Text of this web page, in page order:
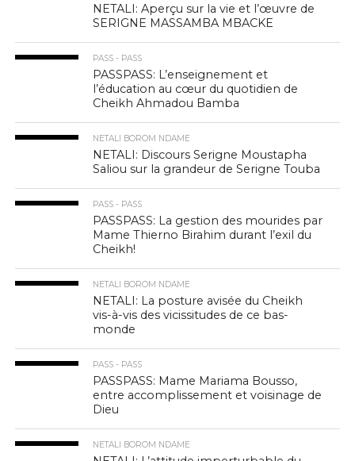
NETALI: Aperçu sur la vie et l’œuvre de
SERIGNE MASSAMBA MBACKE
PASS - PASS
PASSPASS: L’enseignement et
l’éducation au cœur du quotidien de
Cheikh Ahmadou Bamba
NETALI BOROM NDAME
NETALI: Discours Serigne Moustapha
Saliou sur la grandeur de Serigne Touba
PASS - PASS
PASSPASS: La gestion des mourides par
Mame Thierno Birahim durant l’exil du
Cheikh!
NETALI BOROM NDAME
NETALI: La posture avisée du Cheikh
vis-à-vis des vicissitudes de ce bas-
monde
PASS - PASS
PASSPASS: Mame Mariama Bousso,
entre accomplissement et voisinage de
Dieu
NETALI BOROM NDAME